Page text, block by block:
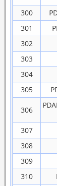
300
301
302
303
304
305
306
307
308
309
310